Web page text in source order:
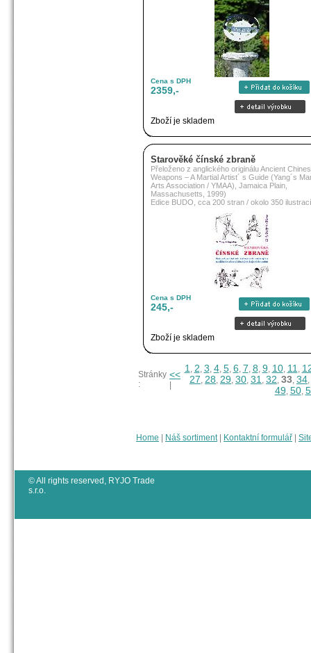
Cena s DPH
2359,-
Zboží je skladem
Starověké čínské zbraně
Přeloženo z anglického originálu Ancient
Weapons – A Martial Artist´ s Guide (Yang´s
Arts Association / YMAA), Jamaica Plain,
Massachusetts, 1999)
Edice BUDO, cca 200 stran / okolo 350 ilustrací
Cena s DPH
245,-
Zboží je skladem
Stránky
:
<<
1, 2, 3, 4, 5, 6, 7, 8, 9, 10, 11,
27, 28, 29, 30, 31 , 32, 33, 34,
49, 50,
Home Náš sortiment| Kontaktní formulář
© All rights reserved, RYJO Trade
s.r.o.